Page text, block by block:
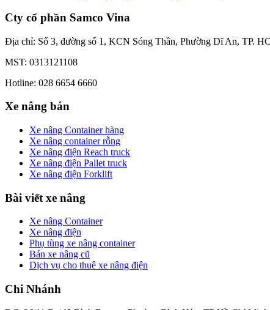
Cty cổ phần Samco Vina
Địa chỉ: Số 3, đường số 1, KCN Sóng Thần, Phường Dĩ An, TP.
MST: 0313121108
Hotline: 028 6654 6660
Xe nâng bán
Xe nâng Container hàng
Xe nâng container rỗng
Xe nâng điện Reach truck
Xe nâng điện Pallet truck
Xe nâng điện Forklift
Bài viết xe nâng
Xe nâng Container
Xe nâng điện
Phụ tùng xe nâng container
Bán xe nâng cũ
Dịch vụ cho thuê xe nâng điện
Chi Nhánh